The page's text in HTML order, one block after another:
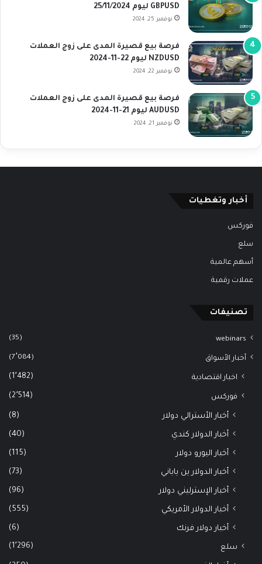
GBPUSD ليوم 25/11/2024
نوفمبر 25, 2024
فرصة بيع قصيرة المدى على زوج العملات
NZDUSD ليوم 22-11-2024
نوفمبر 22, 2024
فرصة بيع قصيرة المدى على زوج العملات
AUDUSD ليوم 21-11-2024
نوفمبر 21, 2024
أخبار وتغطيات
فوركس
سلع
أسهم عالمية
عملات رقمية
تصنيفات
webinars
(35)
أخبار الأسواق (7٬084)
اخبار اقتصادية (1٬482)
فوركس (2٬514)
أخبار الأسترالي دولار (8)
أخبار الدولار كندي (40)
أخبار اليورو دولار (115)
أخبار الدولار ين ياباني (73)
أخبار الإسترليني دولار (96)
أخبار الدولار الأمريكي (555)
أخبار دولار فرنك (6)
سلع (1٬296)